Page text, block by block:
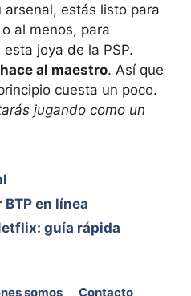
estás listo para
al menos, para
joya de la PSP.
al maestro. Así que
cuesta un poco.
jugando como un
en línea
guía rápida
somos Contacto